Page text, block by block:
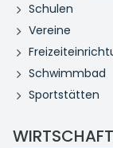
Schulen
Vereine
Schwimmbad
Sportstätten